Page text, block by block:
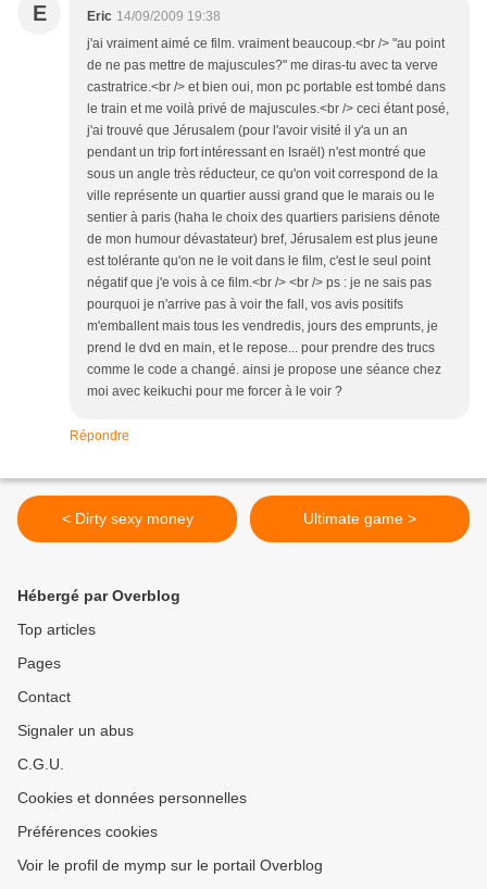
E Eric 14/09/2009 19:38
j'ai vraiment aimé ce film. vraiment beaucoup.<br /> "au point
de ne pas mettre de majuscules?" me diras-tu avec ta verve
castratrice.<br /> et bien oui, mon pc portable est tombé dans
le train et me voilà privé de majuscules.<br /> ceci étant posé,
j'ai trouvé que Jérusalem (pour l'avoir visité il y'a un an
pendant un trip fort intéressant en Israël) n'est montré que
sous un angle très réducteur, ce qu'on voit correspond de la
ville représente un quartier aussi grand que le marais ou le
sentier à paris (haha le choix des quartiers parisiens dénote
de mon humour dévastateur) bref, Jérusalem est plus jeune
est tolérante qu'on ne le voit dans le film, c'est le seul point
négatif que j'e vois à ce film.<br /> <br /> ps : je ne sais pas
pourquoi je n'arrive pas à voir the fall, vos avis positifs
m'emballent mais tous les vendredis, jours des emprunts, je
prend le dvd en main, et le repose... pour prendre des trucs
comme le code a changé. ainsi je propose une séance chez
moi avec keikuchi pour me forcer à le voir ?
Répondre
< Dirty sexy money Ultimate game >
Hébergé par Overblog
Top articles
Pages
Contact
Signaler un abus
C.G.U.
Cookies et données personnelles
Préférences cookies
Voir le profil de mymp sur le portail Overblog